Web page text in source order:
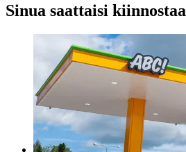
Sinua saattaisi kiinnostaa